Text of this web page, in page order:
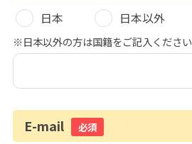
日本 日本以外
※日本以外の方は国籍をご記入ください
E-mail 必須